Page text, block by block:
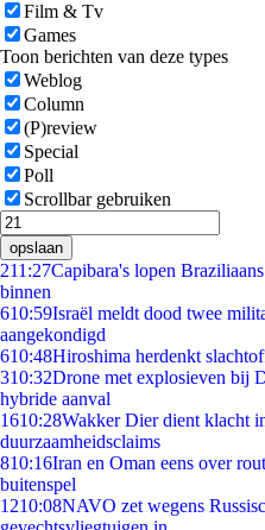
Film & Tv
Games
Toon berichten van deze types
Weblog
Column
(P)review
Special
Poll
Scrollbar gebruiken
opslaan
211:27Capibara's lopen
binnen
610:59Israël meldt dood twee
aangekondigd
610:48Hiroshima herdenkt
310:32Drone met explosieven bij
hybride aanval
1610:28Wakker Dier dient klacht
duurzaamheidsclaims
810:16Iran en Oman eens over
buitenspel
1210:08NAVO zet wegens